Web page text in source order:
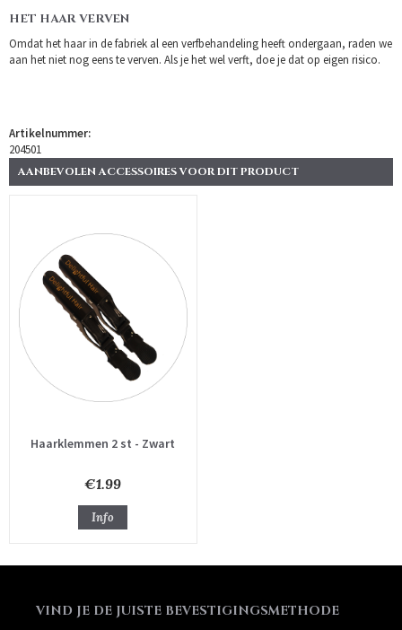
HET HAAR VERVEN
Omdat het haar in de fabriek al een verfbehandeling heeft ondergaan, raden we
aan het niet nog eens te verven. Als je het wel verft, doe je dat op eigen risico.
Artikelnummer:
204501
AANBEVOLEN ACCESSOIRES VOOR DIT PRODUCT
Haarklemmen 2 st - Zwart
€1.99
Info
VIND JE DE JUISTE BEVESTIGINGSMETHODE